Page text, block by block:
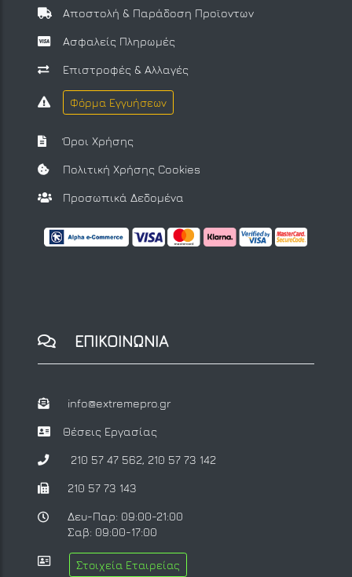
Αποστολή & Παράδοση Προϊοντων
Ασφαλείς Πληρωμές
Επιστροφές & Αλλαγές
Φόρμα Εγγυήσεων
Όροι Χρήσης
Πολιτική Χρήσης Cookies
Προσωπικά Δεδομένα
ΕΠΙΚΟΙΝΩΝΙΑ
info@extremepro.gr
Θέσεις Εργασίας
210 57 47 562, 210 57 73 142
210 57 73 143
Δευ-Παρ: 09:00-21:00
Σαβ: 09:00-17:00
Στοιχεία Εταιρείας